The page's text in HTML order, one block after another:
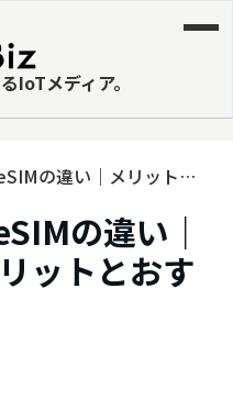
IoTメディア。
の違い｜メリット・
の違い｜
ットとおす